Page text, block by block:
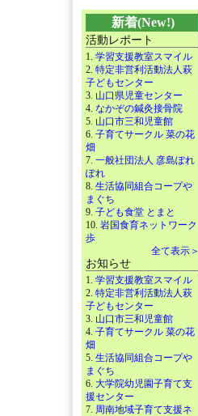
新着(New!)
活動レポート
1. 学習支援教室スマイル
2. 特定非営利活動法人萩
子どもセンター
3. 山口県児童センター
4. なかぞの鍼灸接骨院
5. 山口市三和児童館
6. 子育てサークル 菜の花
畑
7. 一般社団法人 彦島ぽれ
ぽれ
8. 生活協同組合コープや
まぐち
9. 子ども食堂 とまと
10. 岩国食育ネットワーク
歩
全て表示＞
お知らせ
1. 学習支援教室スマイル
2. 特定非営利活動法人萩
子どもセンター
3. 山口市三和児童館
4. 子育てサークル 菜の花
畑
5. 生活協同組合コープや
まぐち
6. 大学院幼児園子育て支
援センター
7. 周南地域子育て支援ネ